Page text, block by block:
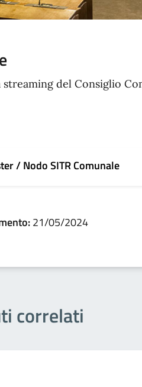
del Consiglio
/ Nodo SITR Comunale
21/05/2024
correlati